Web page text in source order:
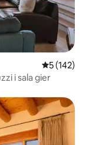
Średnia
5 (142)
i sala gier